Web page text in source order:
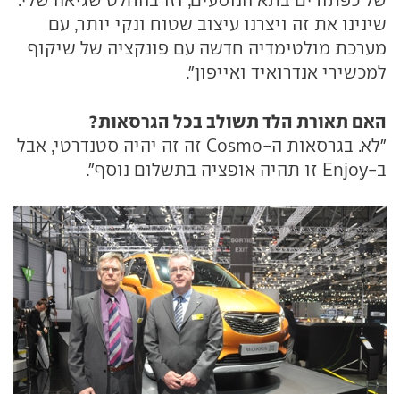
שינינו את זה ויצרנו עיצוב שטוח ונקי יותר, עם
מערכת מולטימדיה חדשה עם פונקציה של שיקוף
למכשירי אנדרואיד ואייפון".
האם תאורת הלד תשולב בכל הגרסאות?
"לא. בגרסאות ה-Cosmo זה זה יהיה סטנדרטי, אבל
ב-Enjoy זו תהיה אופציה בתשלום נוסף".